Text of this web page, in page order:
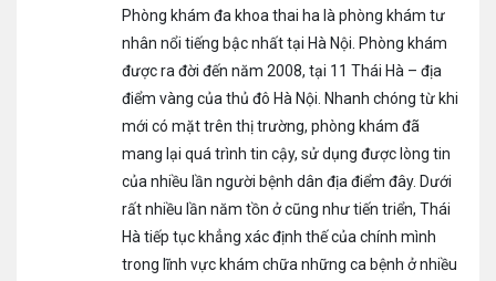
Phòng khám đa khoa thai ha là phòng khám tư
nhân nổi tiếng bậc nhất tại Hà Nội. Phòng khám
được ra đời đến năm 2008, tại 11 Thái Hà – địa
điểm vàng của thủ đô Hà Nội. Nhanh chóng từ khi
mới có mặt trên thị trường, phòng khám đã
mang lại quá trình tin cậy, sử dụng được lòng tin
của nhiều lần người bệnh dân địa điểm đây. Dưới
rất nhiều lần năm tồn ở cũng như tiến triển, Thái
Hà tiếp tục khẳng xác định thế của chính mình
trong lĩnh vực khám chữa những ca bệnh ở nhiều